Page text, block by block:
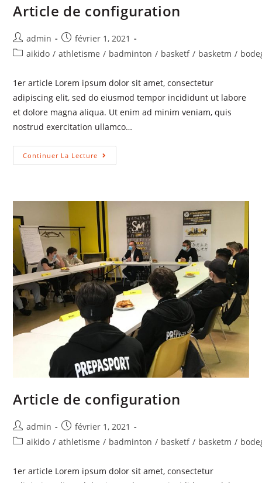
Article de configuration
admin
février 1, 2021
aikido / athletisme / badminton / basketf / basketm /
1er article Lorem ipsum dolor sit amet, consectetur
adipiscing elit, sed do eiusmod tempor incididunt ut labore
et dolore magna aliqua. Ut enim ad minim veniam, quis
nostrud exercitation ullamco…
Continuer La Lecture
Article de configuration
admin
février 1, 2021
aikido / athletisme / badminton / basketf / basketm /
1er article Lorem ipsum dolor sit amet, consectetur